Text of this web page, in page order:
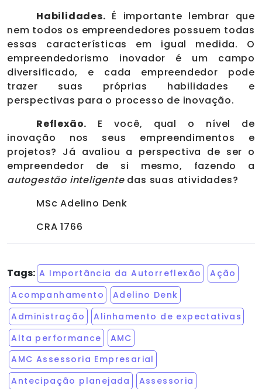
Habilidades. É importante lembrar que
nem todos os empreendedores possuem todas
essas características em igual medida. O
empreendedorismo inovador é um campo
diversificado, e cada empreendedor pode
trazer suas próprias habilidades e
perspectivas para o processo de inovação.
Reflexão. E você, qual o nível de
inovação nos seus empreendimentos e
projetos? Já avaliou a perspectiva de ser o
empreendedor de si mesmo, fazendo a
autogestão inteligentedas suas atividades?
MSc Adelino Denk
CRA 1766
Tags: A Importância da Autorreflexão
Ação
Acompanhamento
Adelino Denk
Administração
Alinhamento de expectativas
Alta performance
AMC
AMC Assessoria Empresarial
Antecipação planejada
Assessoria